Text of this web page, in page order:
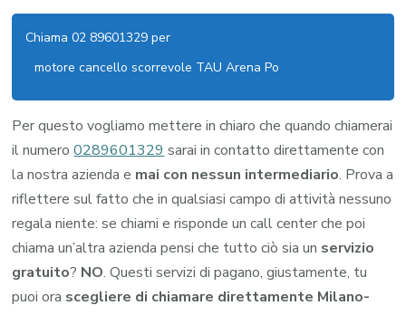
Chiama 02 89601329 per
motore cancello scorrevole TAU Arena Po
Per questo vogliamo mettere in chiaro che quando chiamerai
il numero0289601329 sarai in contatto direttamente con
la nostra azienda e mai con nessun intermediario. Prova a
riflettere sul fatto che in qualsiasi campo di attività nessuno
regala niente: se chiami e risponde un call center che poi
chiama un’altra azienda pensi che tutto ciò sia un servizio
gratuito? NO. Questi servizi di pagano, giustamente, tu
puoi ora scegliere di chiamare direttamente Milano-